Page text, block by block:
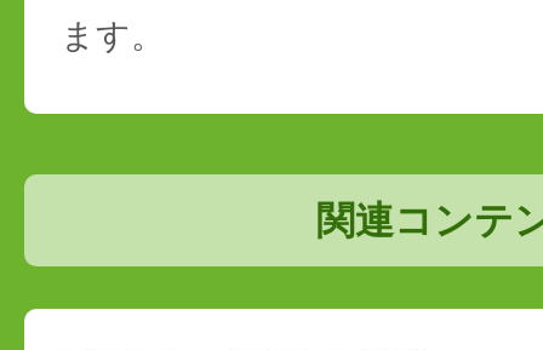
ます。
関連コンテ